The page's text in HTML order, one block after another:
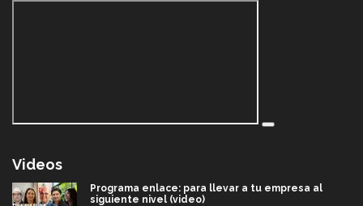
Videos
Programa enlace: para llevar a tu empresa al
siguiente nivel (video)